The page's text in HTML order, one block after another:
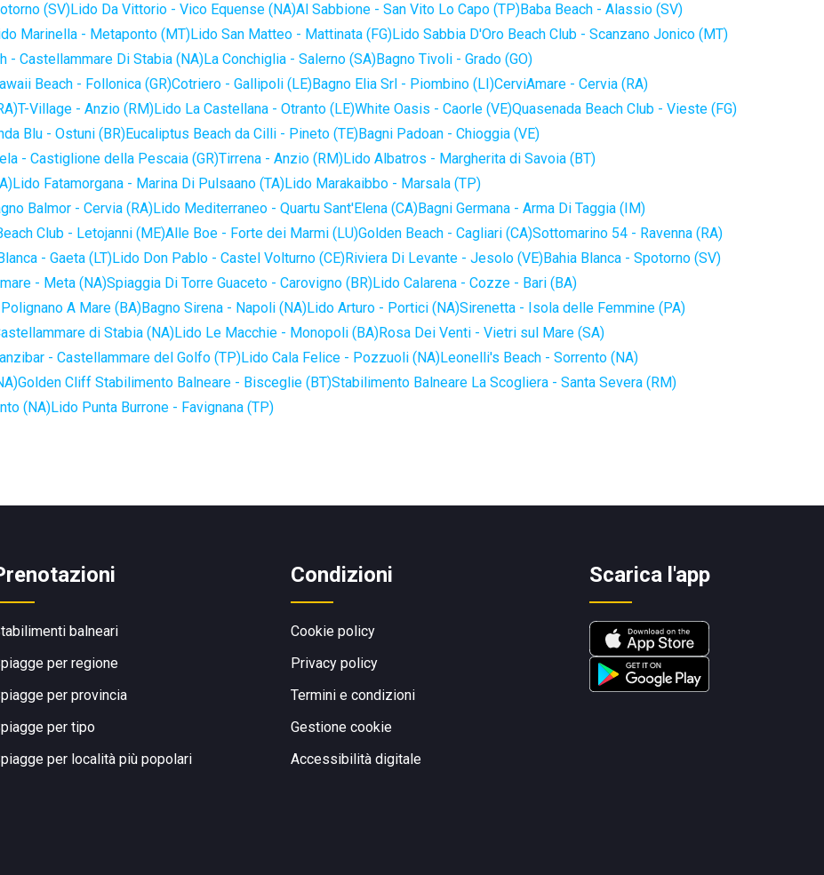
(SV)Lido Da Vittorio - Vico Equense (NA)Al Sabbione - San Vito Lo Capo (TP)Baba Beach - Alassio (SV)
Marinella - Metaponto (MT)Lido San Matteo - Mattinata (FG)Lido Sabbia D'Oro Beach Club - Scanzano Jonico (MT)
- Castellammare Di Stabia (NA)La Conchiglia - Salerno (SA)Bagno Tivoli - Grado (GO)
Beach - Follonica (GR)Cotriero - Gallipoli (LE)Bagno Elia Srl - Piombino (LI)CerviAmare - Cervia (RA)
T-Village - Anzio (RM)Lido La Castellana - Otranto (LE)White Oasis - Caorle (VE)Quasenada Beach Club - Vieste (FG)
Blu - Ostuni (BR)Eucaliptus Beach da Cilli - Pineto (TE)Bagni Padoan - Chioggia (VE)
- Castiglione della Pescaia (GR)Tirrena - Anzio (RM)Lido Albatros - Margherita di Savoia (BT)
Lido Fatamorgana - Marina Di Pulsaano (TA)Lido Marakaibbo - Marsala (TP)
Balmor - Cervia (RA)Lido Mediterraneo - Quartu Sant'Elena (CA)Bagni Germana - Arma Di Taggia (IM)
Club - Letojanni (ME)Alle Boe - Forte dei Marmi (LU)Golden Beach - Cagliari (CA)Sottomarino 54 - Ravenna (RA)
- Gaeta (LT)Lido Don Pablo - Castel Volturno (CE)Riviera Di Levante - Jesolo (VE)Bahia Blanca - Spotorno (SV)
- Meta (NA)Spiaggia Di Torre Guaceto - Carovigno (BR)Lido Calarena - Cozze - Bari (BA)
A Mare (BA)Bagno Sirena - Napoli (NA)Lido Arturo - Portici (NA)Sirenetta - Isola delle Femmine (PA)
di Stabia (NA)Lido Le Macchie - Monopoli (BA)Rosa Dei Venti - Vietri sul Mare (SA)
- Castellammare del Golfo (TP)Lido Cala Felice - Pozzuoli (NA)Leonelli's Beach - Sorrento (NA)
Golden Cliff Stabilimento Balneare - Bisceglie (BT)Stabilimento Balneare La Scogliera - Santa Severa (RM)
(NA)Lido Punta Burrone - Favignana (TP)
balneari
per regione
per provincia
per tipo
per località più popolari
Condizioni
Cookie policy
Privacy policy
Termini e condizioni
Gestione cookie
Accessibilità digitale
Scarica l'app